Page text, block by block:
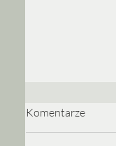
Komentarze